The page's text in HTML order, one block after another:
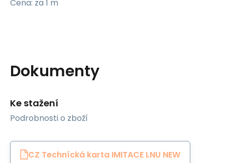
Cena: za 1 m
Dokumenty
Ke stažení
Podrobnosti o zboží
CZ Technícká karta IMITACE LNU NEW